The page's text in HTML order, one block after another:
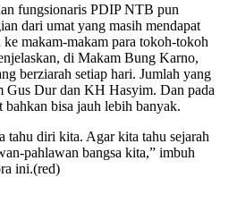
fungsionaris PDIP NTB pun
dari umat yang masih mendapat
makam-makam para tokoh-tokoh
di Makam Bung Karno,
berziarah setiap hari. Jumlah yang
Gus Dur dan KH Hasyim. Dan pada
bisa jauh lebih banyak.
tahu diri kita. Agar kita tahu sejarah
pahlawan bangsa kita,” imbuh
ini.(red)